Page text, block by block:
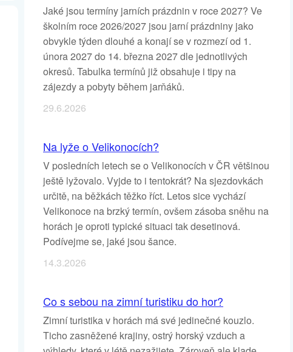
Jaké jsou termíny jarních prázdnin v roce 2027? Ve
školním roce 2026/2027 jsou jarní prázdniny jako
obvykle týden dlouhé a konají se v rozmezí od 1.
února 2027 do 14. března 2027 dle jednotlivých
okresů. Tabulka termínů již obsahuje i tipy na
zájezdy a pobyty během jarňáků.
29.6.2026
Na lyže o Velikonocích?
V posledních letech se o Velikonocích v ČR většinou
ještě lyžovalo. Vyjde to i tentokrát? Na sjezdovkách
určitě, na běžkách těžko říct. Letos sice vychází
Velikonoce na brzký termín, ovšem zásoba sněhu na
horách je oproti typické situaci tak desetinová.
Podívejme se, jaké jsou šance.
14.3.2026
Co s sebou na zimní turistiku do hor?
Zimní turistika v horách má své jedinečné kouzlo.
Ticho zasněžené krajiny, ostrý horský vzduch a